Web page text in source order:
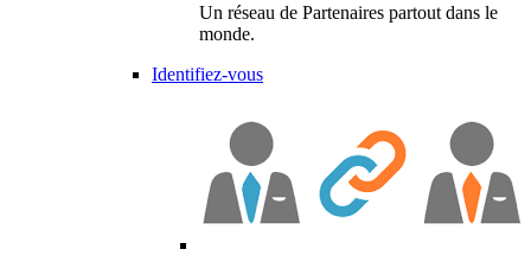
Un réseau de Partenaires partout dans le
monde.
Identifiez-vous